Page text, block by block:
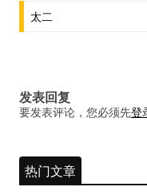
章
太二
发表回复
要发表评论，您必须先登
热门文章